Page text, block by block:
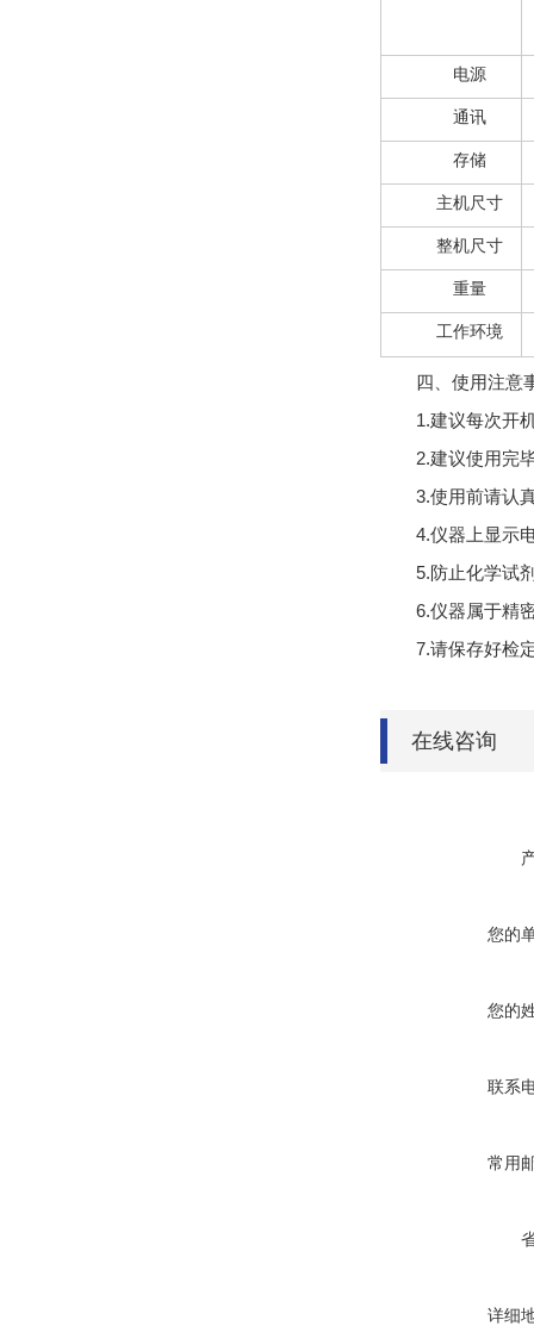
电源
通讯
存储
主机尺寸
整机尺寸
重量
工作环境
四、使用注意
1.建议每次开
2.建议使用完
3.使用前请认
4.仪器上显示
5.防止化学试
6.仪器属于精
7.请保存好检
在线咨询
您的
您的
联系
常用
详细